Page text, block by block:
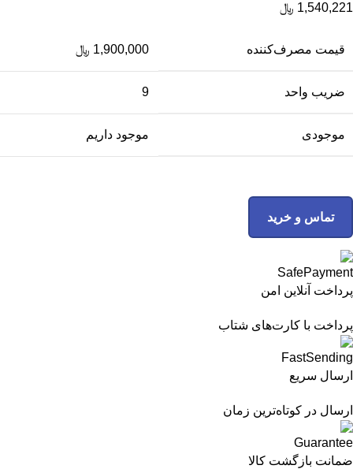
1,540,221 ﷼
قیمت مصرف‌کننده 1,900,000 ﷼
ضریب واحد 9
موجودی موجود داریم
تماس و خرید
پرداخت آنلاین امن
پرداخت با کارت‌های شتاب
ارسال سریع
ارسال در کوتاه‌ترین زمان
ضمانت بازگشت کالا